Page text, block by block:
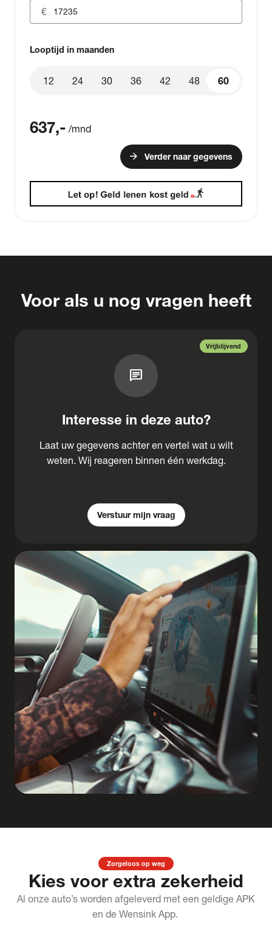
Looptijd in maanden
60
12 24 30 36 42 48 60
637,- /mnd
arrow_forward Verder naar gegevens
Voor als u nog vragen heeft
Vrijblijvend
chat
Interesse in deze auto?
Laat uw gegevens achter en vertel wat u wilt
weten. Wij reageren binnen één werkdag.
Verstuur mijn vraag
Zorgeloos op weg
Kies voor extra zekerheid
Al onze auto’s worden afgeleverd met een geldige APK
en de Wensink App.